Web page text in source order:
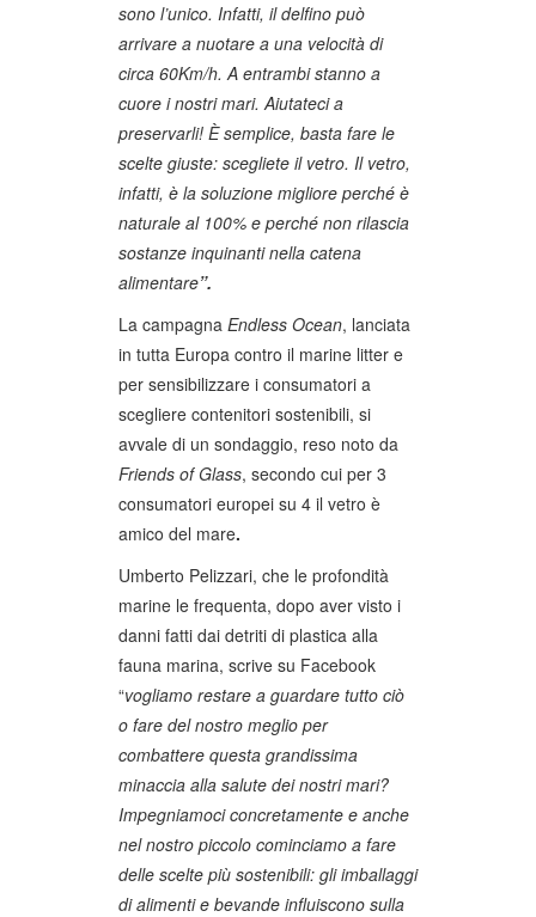
sono l’unico. Infatti, il delfino può
arrivare a nuotare a una velocità di
circa 60Km/h. A entrambi stanno a
cuore i nostri mari. Aiutateci a
preservarli! È semplice, basta fare le
scelte giuste: scegliete il vetro. Il vetro,
infatti, è la soluzione migliore perché è
naturale al 100% e perché non rilascia
sostanze inquinanti nella catena
alimentare”.
La campagna Endless Ocean, lanciata
in tutta Europa contro il marine litter e
per sensibilizzare i consumatori a
scegliere contenitori sostenibili, si
avvale di un sondaggio, reso noto da
Friends of Glass, secondo cui per 3
consumatori europei su 4 il vetro è
amico del mare.
Umberto Pelizzari, che le profondità
marine le frequenta, dopo aver visto i
danni fatti dai detriti di plastica alla
fauna marina, scrive su Facebook
“vogliamo restare a guardare tutto ciò
o fare del nostro meglio per
combattere questa grandissima
minaccia alla salute dei nostri mari?
Impegniamoci concretamente e anche
nel nostro piccolo cominciamo a fare
delle scelte più sostenibili: gli imballaggi
di alimenti e bevande influiscono sulla